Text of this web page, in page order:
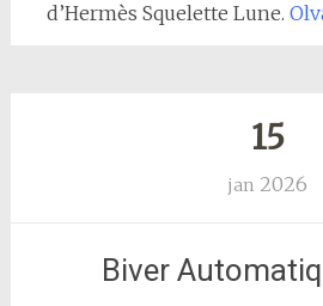
d’Hermès Squelette Lune.
15
jan 2026
Biver